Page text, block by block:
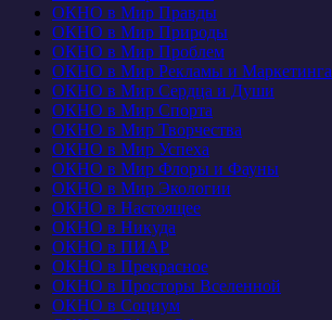
ОКНО в Мир Правды
ОКНО в Мир Природы
ОКНО в Мир Проблем
ОКНО в Мир Рекламы и Маркетинга
ОКНО в Мир Сердца и Души
ОКНО в Мир Спорта
ОКНО в Мир Творчества
ОКНО в Мир Успеха
ОКНО в Мир Флоры и Фауны
ОКНО в Мир Экологии
ОКНО в Настоящее
ОКНО в Никуда
ОКНО в ПИАР
ОКНО в Прекрасное
ОКНО в Просторы Вселенной
ОКНО в Социум